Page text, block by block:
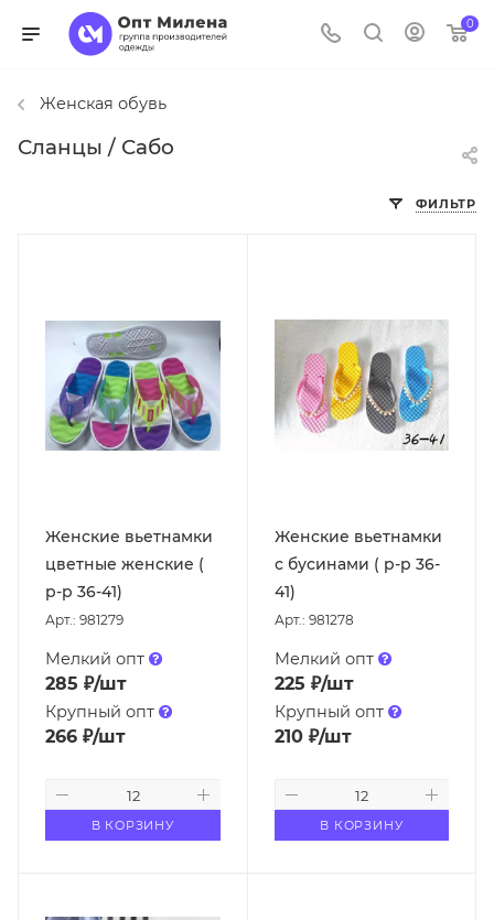
0
Женская обувь
Сланцы / Сабо
ФИЛЬТР
Женские вьетнамки
цветные женские (
р-р 36-41)
Арт.: 981279
Мелкий опт
285 ₽/шт
Крупный опт
266 ₽/шт
В КОРЗИНУ
Женские вьетнамки
с бусинами ( р-р 36-
41)
Арт.: 981278
Мелкий опт
225 ₽/шт
Крупный опт
210₽/шт
В КОРЗИНУ